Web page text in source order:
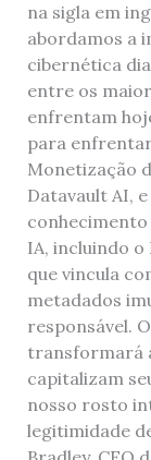
na sigla em
abordamos a
cibernética
entre os
enfrentam
para
Monetização
Datavault AI,
conhecimento
IA, incluindo
que vincula
metadados
responsável.
transformará
capitalizam
nosso rosto
legitimidade